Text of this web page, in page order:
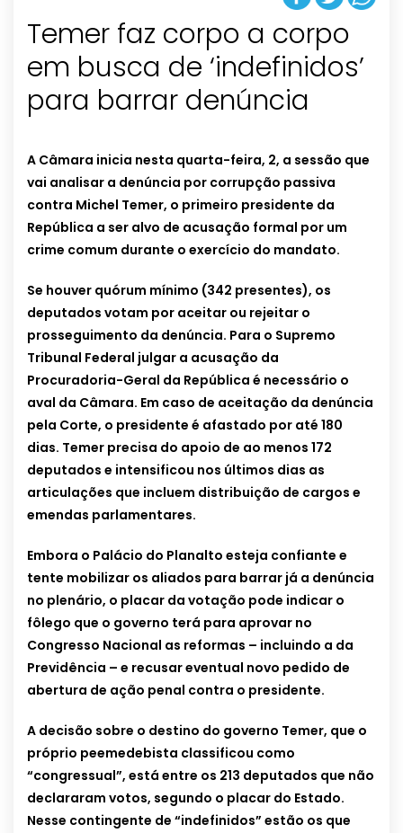
Temer faz corpo a corpo
em busca de ‘indefinidos’
para barrar denúncia
A Câmara inicia nesta quarta-feira, 2, a sessão que
vai analisar a denúncia por corrupção passiva
contra Michel Temer, o primeiro presidente da
República a ser alvo de acusação formal por um
crime comum durante o exercício do mandato.
Se houver quórum mínimo (342 presentes), os
deputados votam por aceitar ou rejeitar o
prosseguimento da denúncia. Para o Supremo
Tribunal Federal julgar a acusação da
Procuradoria-Geral da República é necessário o
aval da Câmara. Em caso de aceitação da denúncia
pela Corte, o presidente é afastado por até 180
dias. Temer precisa do apoio de ao menos 172
deputados e intensificou nos últimos dias as
articulações que incluem distribuição de cargos e
emendas parlamentares.
Embora o Palácio do Planalto esteja confiante e
tente mobilizar os aliados para barrar já a denúncia
no plenário, o placar da votação pode indicar o
fôlego que o governo terá para aprovar no
Congresso Nacional as reformas – incluindo a da
Previdência – e recusar eventual novo pedido de
abertura de ação penal contra o presidente.
A decisão sobre o destino do governo Temer, que o
próprio peemedebista classificou como
“congressual”, está entre os 213 deputados que não
declararam votos, segundo o placar do Estado.
Nesse contingente de “indefinidos” estão os que